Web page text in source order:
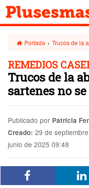
Portada › Trucos de la
REMEDIOS
Trucos de la
sartenes no
Publicado por Patricia
Creado: 29 de
junio de 2025 09:48